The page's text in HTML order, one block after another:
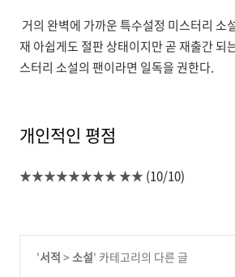
거의 완벽에 가까운 특수설정 미스터리 소
재 아쉽게도 절판 상태이지만 곧 재출간 되
스터리 소설의 팬이라면 일독을 권한다.
개인적인 평점
★★★★★★★★ ★★ (10/10)
'서적 >소설' 카테고리의 다른 글